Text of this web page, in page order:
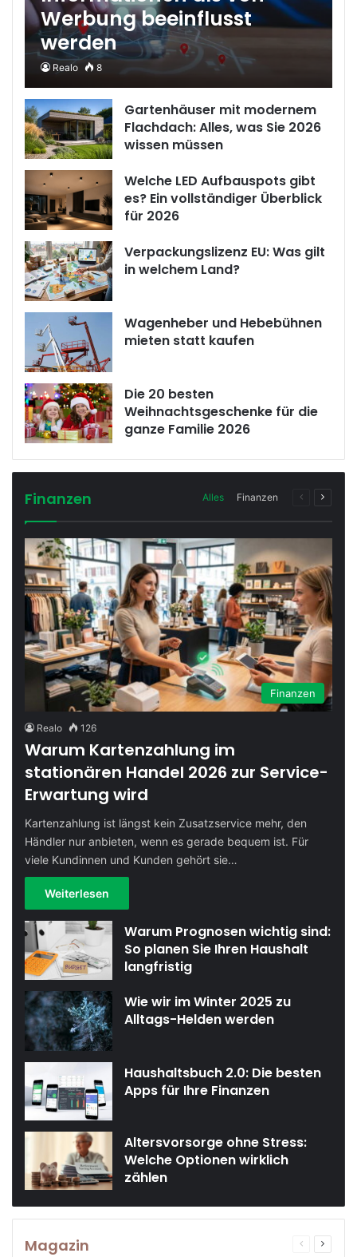
Werbung beeinflusst
werden
Realo 8
Gartenhäuser mit modernem
Flachdach: Alles, was Sie 2026
wissen müssen
Welche LED Aufbauspots gibt
es? Ein vollständiger Überblick
für 2026
Verpackungslizenz EU: Was gilt
in welchem Land?
Wagenheber und Hebebühnen
mieten statt kaufen
Die 20 besten
Weihnachtsgeschenke für die
ganze Familie 2026
Finanzen Alles Finanzen
Vorherige
Finanzen
Realo 126
Warum Kartenzahlung im
stationären Handel 2026 zur Service-
Erwartung wird
Kartenzahlung ist längst kein Zusatzservice mehr, den
Händler nur anbieten, wenn es gerade bequem ist. Für
viele Kundinnen und Kunden gehört sie…
Weiterlesen
Warum Prognosen wichtig sind:
So planen Sie Ihren Haushalt
langfristig
Wie wir im Winter 2025 zu
Alltags-Helden werden
Haushaltsbuch 2.0: Die besten
Apps für Ihre Finanzen
Altersvorsorge ohne Stress:
Welche Optionen wirklich
zählen
Magazin
Vorherige